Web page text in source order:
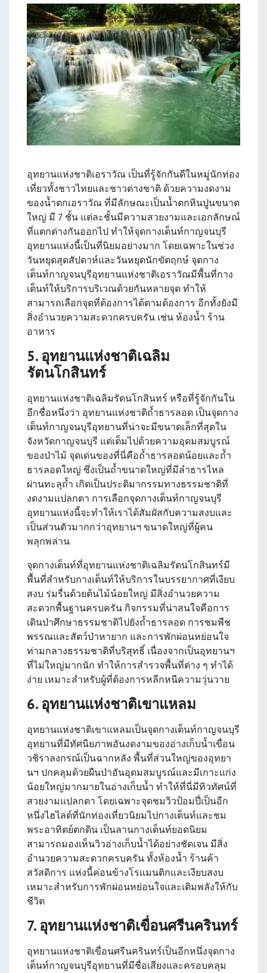
อุทยานแห่งชาติเอราวัณ เป็นที่รู้จักกันดีในหมู่นักท่อง
เที่ยวทั้งชาวไทยและชาวต่างชาติ ด้วยความงดงาม
ของน้ำตกเอราวัณ ที่มีลักษณะเป็นน้ำตกหินปูนขนาด
ใหญ่ มี 7 ชั้น แต่ละชั้นมีความสวยงามและเอกลักษณ์
ที่แตกต่างกันออกไป ทำให้จุดกางเต็นท์กาญจนบุรี
อุทยานแห่งนี้เป็นที่นิยมอย่างมาก โดยเฉพาะในช่วง
วันหยุดสุดสัปดาห์และวันหยุดนักขัตฤกษ์ จุดกาง
เต็นท์กาญจนบุรีอุทยานแห่งชาติเอราวัณมีพื้นที่กาง
เต็นท์ให้บริการบริเวณด้วยกันหลายจุด ทำให้
สามารถเลือกจุดที่ต้องการได้ตามต้องการ อีกทั้งยังมี
สิ่งอำนวยความสะดวกครบครัน เช่น ห้องน้ำ ร้าน
อาหาร
5. อุทยานแห่งชาติเฉลิม
รัตนโกสินทร์
อุทยานแห่งชาติเฉลิมรัตนโกสินทร์ หรือที่รู้จักกันใน
อีกชื่อหนึ่งว่า อุทยานแห่งชาติถ้ำธารลอด เป็นจุดกาง
เต็นท์กาญจนบุรีอุทยานที่น่าจะมีขนาดเล็กที่สุดใน
จังหวัดกาญจนบุรี แต่เต็มไปด้วยความอุดมสมบูรณ์
ของป่าไม้ จุดเด่นของที่นี่คือถ้ำธารลอดน้อยและถ้ำ
ธารลอดใหญ่ ซึ่งเป็นถ้ำขนาดใหญ่ที่มีลำธารไหล
ผ่านทะลุถ้ำ เกิดเป็นประติมากรรมทางธรรมชาติที่
งดงามแปลกตา การเลือกจุดกางเต็นท์กาญจนบุรี
อุทยานแห่งนี้จะทำให้เราได้สัมผัสกับความสงบและ
เป็นส่วนตัวมากกว่าอุทยานฯ ขนาดใหญ่ที่ผู้คน
พลุกพล่าน
จุดกางเต็นท์ที่อุทยานแห่งชาติเฉลิมรัตนโกสินทร์มี
พื้นที่สำหรับกางเต็นท์ให้บริการในบรรยากาศที่เงียบ
สงบ ร่มรื่นด้วยต้นไม้น้อยใหญ่ มีสิ่งอำนวยความ
สะดวกพื้นฐานครบครัน กิจกรรมที่น่าสนใจคือการ
เดินป่าศึกษาธรรมชาติไปยังถ้ำธารลอด การชมพืช
พรรณและสัตว์ป่าหายาก และการพักผ่อนหย่อนใจ
ท่ามกลางธรรมชาติที่บริสุทธิ์ เนื่องจากเป็นอุทยานฯ
ที่ไม่ใหญ่มากนัก ทำให้การสำรวจพื้นที่ต่าง ๆ ทำได้
ง่าย เหมาะสำหรับผู้ที่ต้องการหลีกหนีความวุ่นวาย
6. อุทยานแห่งชาติเขาแหลม
อุทยานแห่งชาติเขาแหลมเป็นจุดกางเต็นท์กาญจนบุรี
อุทยานที่มีทัศนียภาพอันงดงามของอ่างเก็บน้ำเขื่อน
วชิราลงกรณ์เป็นฉากหลัง พื้นที่ส่วนใหญ่ของอุทยา
นฯ ปกคลุมด้วยผืนป่าอันอุดมสมบูรณ์และมีเกาะแก่ง
น้อยใหญ่มากมายในอ่างเก็บน้ำ ทำให้ที่นี่มีทิวทัศน์ที่
สวยงามแปลกตา โดยเฉพาะจุดชมวิวป้อมปี่เป็นอีก
หนึ่งไฮไลต์ที่นักท่องเที่ยวนิยมไปกางเต็นท์และชม
พระอาทิตย์ตกดิน เป็นลานกางเต็นท์ยอดนิยม
สามารถมองเห็นวิวอ่างเก็บน้ำได้อย่างชัดเจน มีสิ่ง
อำนวยความสะดวกครบครัน ทั้งห้องน้ำ ร้านค้า
สวัสดิการ แห่งนี้ค่อนข้างโรแมนติกและเงียบสงบ
เหมาะสำหรับการพักผ่อนหย่อนใจและเติมพลังให้กับ
ชีวิต
7. อุทยานแห่งชาติเขื่อนศรีนครินทร์
อุทยานแห่งชาติเขื่อนศรีนครินทร์เป็นอีกหนึ่งจุดกาง
เต็นท์กาญจนบุรีอุทยานที่มีชื่อเสียงและครอบคลุม